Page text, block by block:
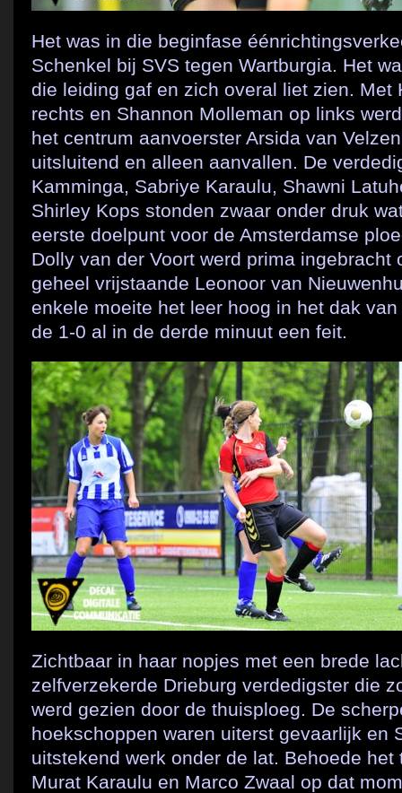
Het was in die beginfase
Schenkel bij SVS tegen Wartburgia. Het
die leiding gaf en zich overal liet zien. Met
rechts en Shannon Molleman op links
het centrum aanvoerster Arsida van
uitsluitend en alleen aanvallen. De
Kamminga, Sabriye Karaulu, Shawni
Shirley Kops stonden zwaar onder druk
eerste doelpunt voor de Amsterdamse
Dolly van der Voort werd prima ingebracht
geheel vrijstaande Leonoor van
enkele moeite het leer hoog in het dak
de 1-0 al in de derde minuut een feit.
Zichtbaar in haar nopjes met een brede
zelfverzekerde Drieburg verdedigster die
werd gezien door de thuisploeg. De
hoekschoppen waren uiterst gevaarlijk en
uitstekend werk onder de lat. Behoede
Murat Karaulu en Marco Zwaal op dat